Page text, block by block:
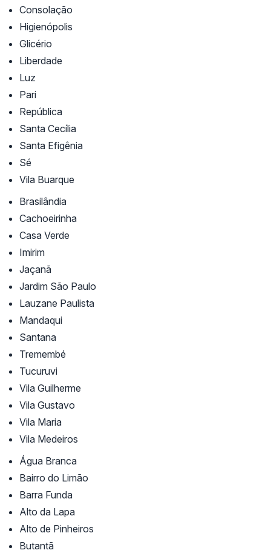
Consolação
Higienópolis
Glicério
Liberdade
Luz
Pari
República
Santa Cecília
Santa Efigênia
Sé
Vila Buarque
Brasilândia
Cachoeirinha
Casa Verde
Imirim
Jaçanã
Jardim São Paulo
Lauzane Paulista
Mandaqui
Santana
Tremembé
Tucuruvi
Vila Guilherme
Vila Gustavo
Vila Maria
Vila Medeiros
Água Branca
Bairro do Limão
Barra Funda
Alto da Lapa
Alto de Pinheiros
Butantã